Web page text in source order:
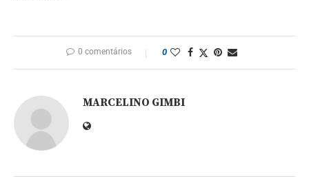
0 comentários 0
MARCELINO GIMBI